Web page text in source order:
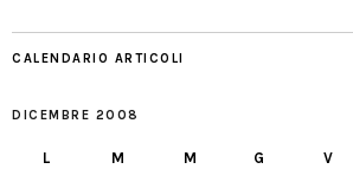
CALENDARIO ARTICOLI
DICEMBRE 2008
L M M G V